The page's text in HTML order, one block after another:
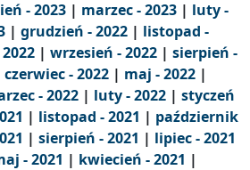
- 2023 | marzec - 2023 | luty -
| grudzień - 2022 | listopad -
| wrzesień - 2022 | sierpień -
czerwiec - 2022 | maj - 2022 |
- 2022 | luty - 2022 | styczeń
| listopad - 2021 | październik
| sierpień - 2021 | lipiec - 2021
- 2021 | kwiecień - 2021 |